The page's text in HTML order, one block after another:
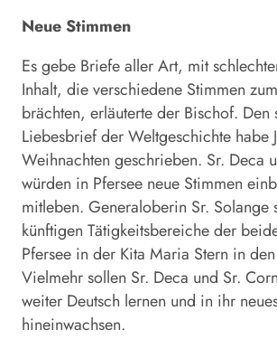
Neue Stimmen
Es gebe Briefe aller Art, mit
Inhalt, die verschiedene Stimmen
brächten, erläuterte der Bischof. Den
Liebesbrief der Weltgeschichte habe
Weihnachten geschrieben. Sr. Deca
würden in Pfersee neue Stimmen
mitleben. Generaloberin Sr. Solange
künftigen Tätigkeitsbereiche der
Pfersee in der Kita Maria Stern in
Vielmehr sollen Sr. Deca und Sr.
weiter Deutsch lernen und in ihr
hineinwachsen.